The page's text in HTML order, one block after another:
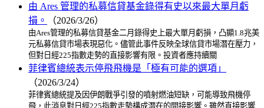
由 Ares 管理的私募信貸基金錄得有史以來最大單月虧
損。
（2026/3/26）
由Ares管理的私募信貸基金二月錄得史上最大單月虧損，凸顯1.8兆美
元私募信貸市場表現惡化。儘管此事件反映全球信貸市場潛在壓力，
但對日經225指數走勢的直接影響有限。投資者應持續關
菲律賓總統表示停飛飛機是「極有可能的選項」
（2026/3/24）
菲律賓總統提及因伊朗戰爭引發的噴射燃油短缺，可能導致飛機停
飛，此消息對日經225指數走勢構成潛在的間接影響。雖然直接影響